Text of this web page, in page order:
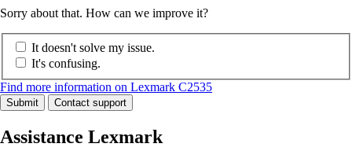
Sorry about that. How can we improve it?
It doesn't solve my issue.
It's confusing.
Find more information on Lexmark C2535
Submit Contact support
Assistance Lexmark